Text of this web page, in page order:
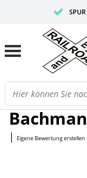
Startseite/
| Eigene Bewertung erstellen